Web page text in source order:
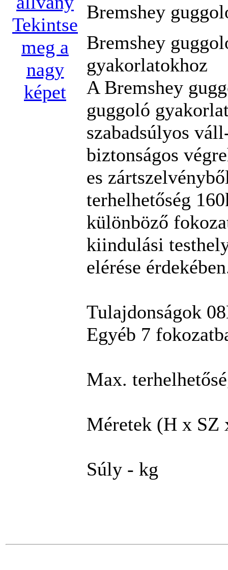
Tekintse
meg a
nagy
képet
Bremshey
Bremshey
gyakorlatokhoz
A Bremshey
guggoló
szabadsúlyos
biztonságos
es
terhelhetőség
különböző
kiindulási
elérése
Tulajdonságok
Egyéb 7
Max.
Méretek (H x SZ
Súly - kg